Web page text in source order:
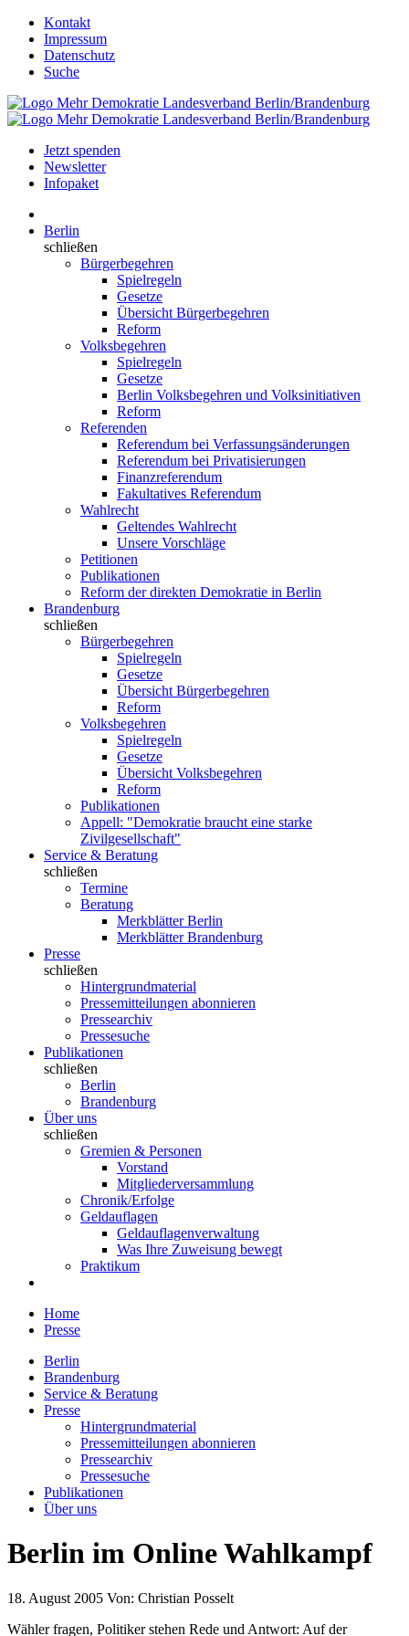
Kontakt
Impressum
Datenschutz
Suche
Jetzt spenden
Newsletter
Infopaket
Berlin
schließen
Bürgerbegehren
Spielregeln
Gesetze
Übersicht Bürgerbegehren
Reform
Volksbegehren
Spielregeln
Gesetze
Berlin Volksbegehren und Volksinitiativen
Reform
Referenden
Referendum bei Verfassungsänderungen
Referendum bei Privatisierungen
Finanzreferendum
Fakultatives Referendum
Wahlrecht
Geltendes Wahlrecht
Unsere Vorschläge
Petitionen
Publikationen
Reform der direkten Demokratie in Berlin
Brandenburg
schließen
Bürgerbegehren
Spielregeln
Gesetze
Übersicht Bürgerbegehren
Reform
Volksbegehren
Spielregeln
Gesetze
Übersicht Volksbegehren
Reform
Publikationen
Appell: "Demokratie braucht eine starke
Zivilgesellschaft"
Service & Beratung
schließen
Termine
Beratung
Merkblätter Berlin
Merkblätter Brandenburg
Presse
schließen
Hintergrundmaterial
Pressemitteilungen abonnieren
Pressearchiv
Pressesuche
Publikationen
schließen
Berlin
Brandenburg
Über uns
schließen
Gremien & Personen
Vorstand
Mitgliederversammlung
Chronik/Erfolge
Geldauflagen
Geldauflagenverwaltung
Was Ihre Zuweisung bewegt
Praktikum
Home
Presse
Berlin
Brandenburg
Service & Beratung
Presse
Hintergrundmaterial
Pressemitteilungen abonnieren
Pressearchiv
Pressesuche
Publikationen
Über uns
Berlin im Online Wahlkampf
18. August 2005 Von: Christian Posselt
Wähler fragen, Politiker stehen Rede und Antwort: Auf der